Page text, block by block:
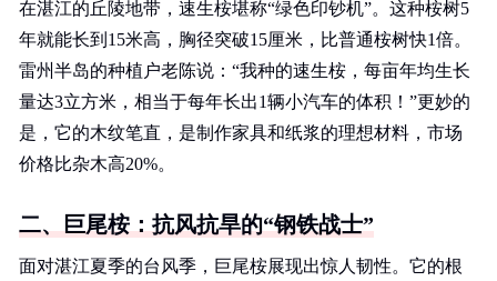
在湛江的丘陵地带，速生桉堪称“绿色印钞机”。这种桉树5
年就能长到15米高，胸径突破15厘米，比普通桉树快1倍。
雷州半岛的种植户老陈说：“我种的速生桉，每亩年均生长
量达3立方米，相当于每年长出1辆小汽车的体积！”更妙的
是，它的木纹笔直，是制作家具和纸浆的理想材料，市场
价格比杂木高20%。
二、巨尾桉：抗风抗旱的“钢铁战士”
面对湛江夏季的台风季，巨尾桉展现出惊人韧性。它的根